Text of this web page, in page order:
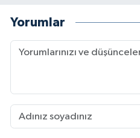
Yorumlar